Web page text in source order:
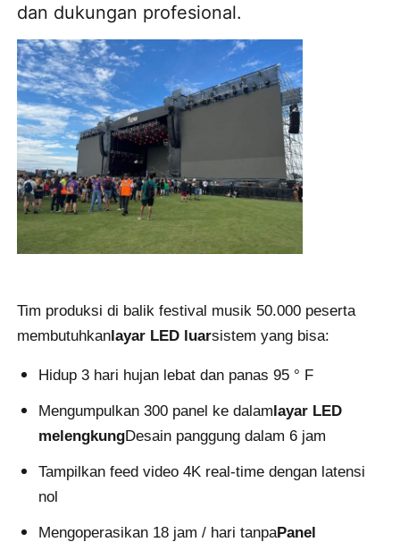
Video
Pertunjukan VR
Tentang Kami
Tur Pabrik
Kontrol kualitas
Kasus
Minta Penawaran Harga
Tampilan Dinding Video LED
dan dukungan profesional.
Tim produksi di balik festival musik 50.000 peserta
membutuhkanlayar LED luarsistem yang bisa:
Hidup 3 hari hujan lebat dan panas 95 ° F
Mengumpulkan 300 panel ke dalamlayar LED
melengkungDesain panggung dalam 6 jam
Tampilkan feed video 4K real-time dengan latensi
nol
Mengoperasikan 18 jam / hari tanpaPanel